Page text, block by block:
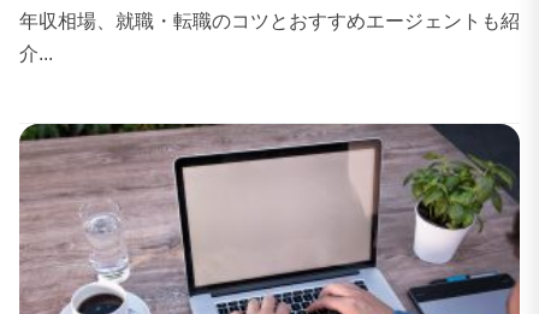
年収相場、就職・転職のコツとおすすめエージェントも紹
介...